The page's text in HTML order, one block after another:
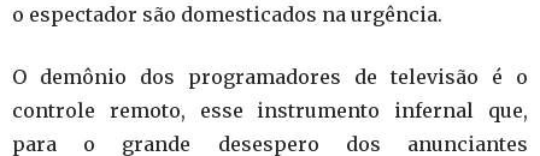
o espectador são domesticados na urgência.
O demônio dos programadores de televisão é o
controle remoto, esse instrumento infernal que,
para o grande desespero dos anunciantes